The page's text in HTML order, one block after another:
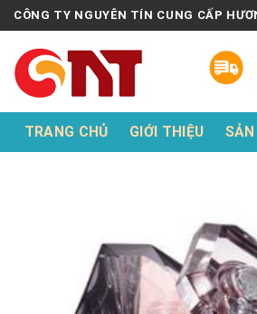
Skip
to
content
CÔNG TY NGUYÊN TÍN CUNG CẤP
TRANG CHỦ GIỚI THIỆU